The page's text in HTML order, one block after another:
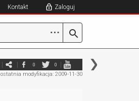
Kontakt Zaloguj
⋯
0 0
ostatnia modyfikacja: 2009-11-30